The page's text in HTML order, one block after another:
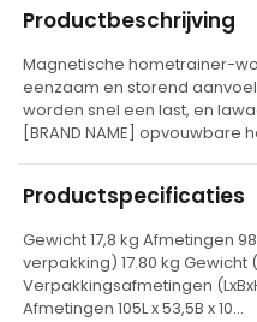
t
e
a
t
v
Productbeschrijving
Magnetische hometrainer-
eenzaam en storend
worden snel een last, en
[BRAND NAME]
Productspecificaties
Gewicht 17,8 kg Afmetingen
verpakking) 17.80 kg
Verpakkingsafmetingen
Afmetingen 105L x 53,5B x 10…